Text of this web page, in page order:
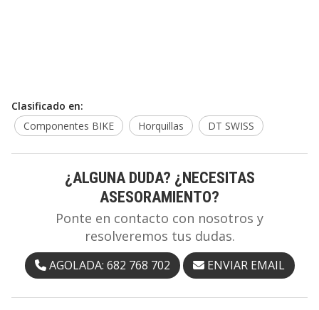
Clasificado en:
Componentes BIKE
Horquillas DT SWISS
¿ALGUNA DUDA? ¿NECESITAS
ASESORAMIENTO?
Ponte en contacto con nosotros y
resolveremos tus dudas.
AGOLADA: 682 768 702 ENVIAR EMAIL